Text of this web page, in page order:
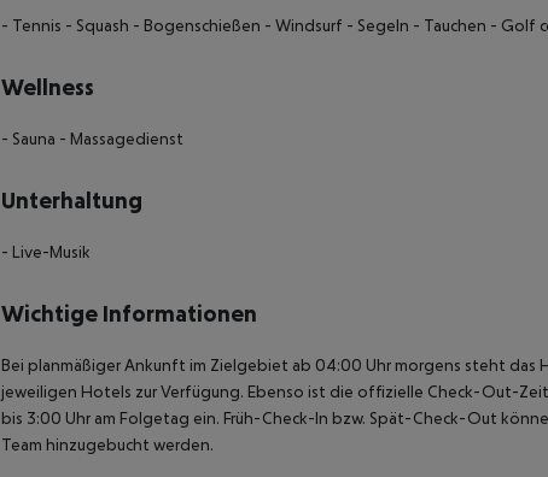
- Tennis - Squash - Bogenschießen - Windsurf - Segeln - Tauchen - Golf
Wellness
- Sauna - Massagedienst
Unterhaltung
- Live-Musik
Wichtige Informationen
Bei planmäßiger Ankunft im Zielgebiet ab 04:00 Uhr morgens steht
jeweiligen Hotels zur Verfügung. Ebenso ist die offizielle Check-Out-
bis 3:00 Uhr am Folgetag ein. Früh-Check-In bzw. Spät-Check-Out
Team hinzugebucht werden.